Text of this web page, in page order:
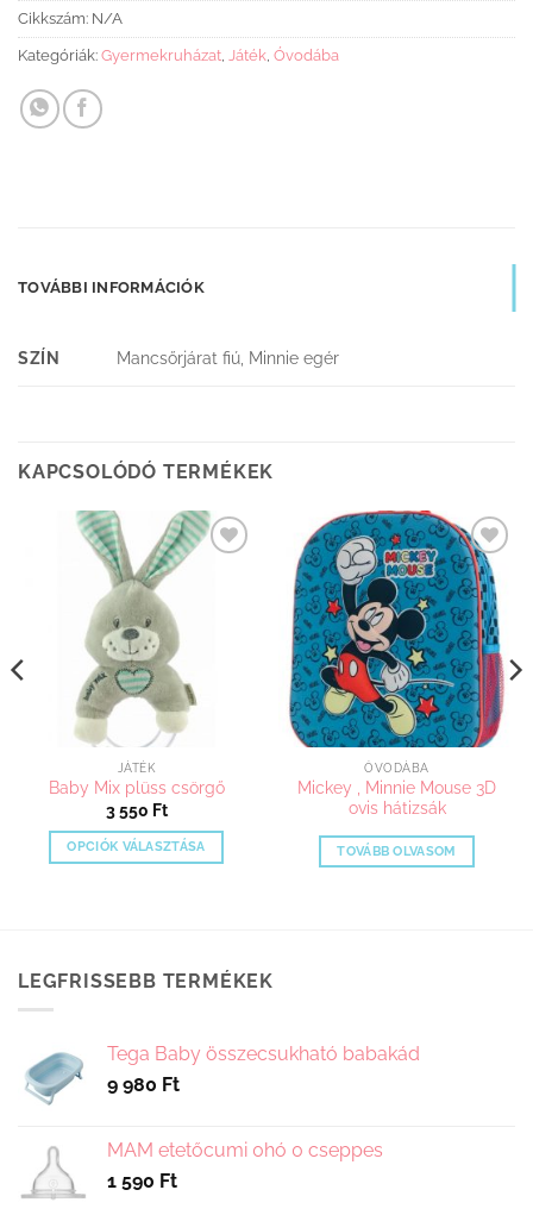
Cikkszám: N/A
Kategóriák: Gyermekruházat Játék Óvodába
TOVÁBBI INFORMÁCIÓK
SZÍN Mancsőrjárat fiú, Minnie egér
KAPCSOLÓDÓ TERMÉKEK
Kedvenceimhez
JÁTÉK
Baby Mix plüss csörgő
3 550 Ft
OPCIÓK VÁLASZTÁSA
variációja
változatok
a
ki
Kedvenceimhez
adom
ÓVODÁBA
Mickey , Minnie Mouse 3D
ovis hátizsák
TOVÁBB OLVASOM
LEGFRISSEBB TERMÉKEK
Tega Baby összecsukható babakád
9 980 Ft
MAM etetőcumi 0hó 0 cseppes
1 590 Ft